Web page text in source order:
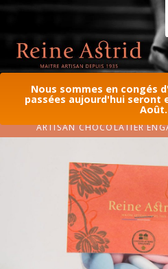
Nous sommes en congés
passées aujourd'hui seront
Août.
ARTISAN CHOCOLATIER